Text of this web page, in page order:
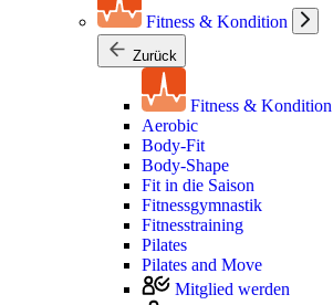
Fitness & Kondition
Zurück
Fitness & Kondition
Aerobic
Body-Fit
Body-Shape
Fit in die Saison
Fitnessgymnastik
Fitnesstraining
Pilates
Pilates and Move
Mitglied werden